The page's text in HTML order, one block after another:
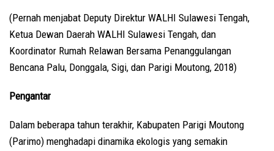
(Pernah menjabat Deputy Direktur WALHI Sulawesi Tengah,
Ketua Dewan Daerah WALHI Sulawesi Tengah, dan
Koordinator Rumah Relawan Bersama Penanggulangan
Bencana Palu, Donggala, Sigi, dan Parigi Moutong, 2018)
Pengantar
Dalam beberapa tahun terakhir, Kabupaten Parigi Moutong
(Parimo) menghadapi dinamika ekologis yang semakin